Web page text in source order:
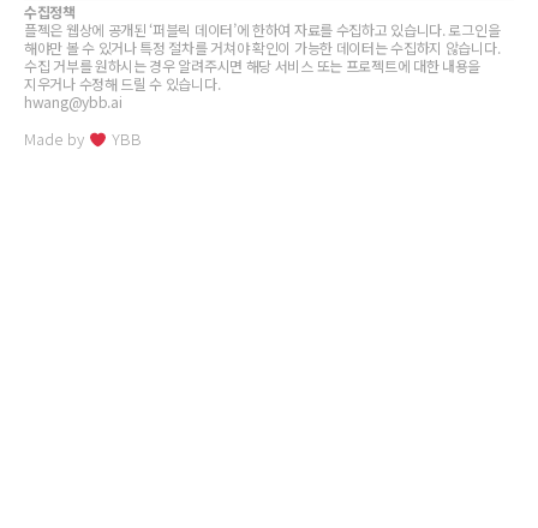
수집정책
플젝은 웹상에 공개된 ‘퍼블릭 데이터’에 한하여 자료를 수집하고 있습니다. 로그인을
해야만 볼 수 있거나 특정 절차를 거쳐야 확인이 가능한 데이터는 수집하지 않습니다.
수집 거부를 원하시는 경우 알려주시면 해당 서비스 또는 프로젝트에 대한 내용을
지우거나 수정해 드릴 수 있습니다.
hwang@ybb.ai
Made by YBB